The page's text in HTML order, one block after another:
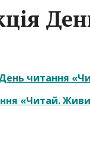
День читання
«Читай.